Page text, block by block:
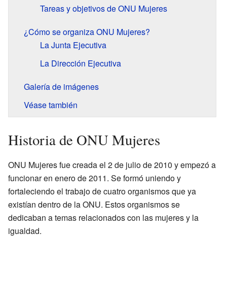
Tareas y objetivos de ONU Mujeres
¿Cómo se organiza ONU Mujeres?
La Junta Ejecutiva
La Dirección Ejecutiva
Galería de imágenes
Véase también
Historia de ONU Mujeres
ONU Mujeres fue creada el 2 de julio de 2010 y empezó a
funcionar en enero de 2011. Se formó uniendo y
fortaleciendo el trabajo de cuatro organismos que ya
existían dentro de la ONU. Estos organismos se
dedicaban a temas relacionados con las mujeres y la
igualdad.